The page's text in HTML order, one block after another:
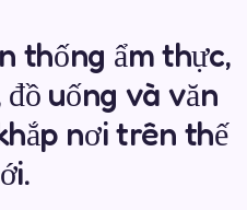
thống ẩm thực,
uống và văn
nơi trên thế